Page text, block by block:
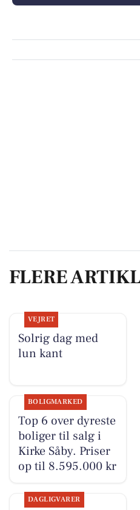
FLERE
VEJRET
Solrig dag med
lun kant
BOLIGMARKED
Top 6 over dyreste
boliger til salg i
Kirke Såby. Priser
op til 8.595.000 kr
DAGLIGVARER